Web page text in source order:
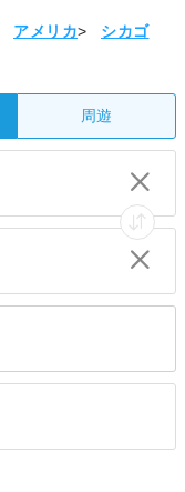
アメリカ>
シカゴ
周遊